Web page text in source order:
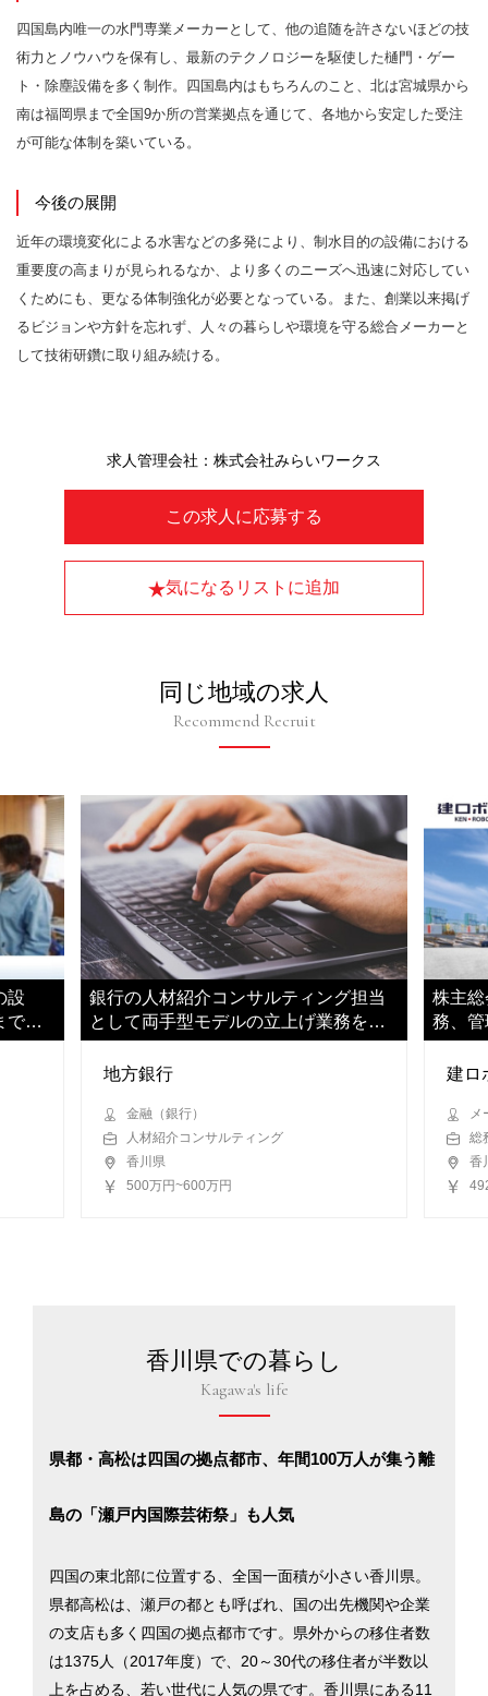
四国島内唯一の水門専業メーカーとして、他の追随を許さないほどの技
術力とノウハウを保有し、最新のテクノロジーを駆使した樋門・ゲー
ト・除塵設備を多く制作。四国島内はもちろんのこと、北は宮城県から
南は福岡県まで全国9か所の営業拠点を通じて、各地から安定した受注
が可能な体制を築いている。
今後の展開
近年の環境変化による水害などの多発により、制水目的の設備における
重要度の高まりが見られるなか、より多くのニーズへ迅速に対応してい
くためにも、更なる体制強化が必要となっている。また、創業以来掲げ
るビジョンや方針を忘れず、人々の暮らしや環境を守る総合メーカーと
して技術研鑽に取り組み続ける。
この求人に応募する
気になるリストに追加
求人管理会社：株式会社みらいワークス
同じ地域の求人
Recommend Recruit
設
でを
銀行の人材紹介コンサルティング担当
として両手型モデルの立上げ業務をご
担当いただきます
地方銀行
金融（銀行）
人材紹介コンサルティング
香川県
500万円~600万円
株主
務、
お任
建ロ
メ
総
香
香川県での暮らし
Kagawa's life
県都・高松は四国の拠点都市、年間100万人が集う離
島の「瀬戸内国際芸術祭」も人気
四国の東北部に位置する、全国一面積が小さい香川県。
県都高松は、瀬戸の都とも呼ばれ、国の出先機関や企業
の支店も多く四国の拠点都市です。県外からの移住者数
は1375人（2017年度）で、20～30代の移住者が半数以
上を占める、若い世代に人気の県です。香川県にある11